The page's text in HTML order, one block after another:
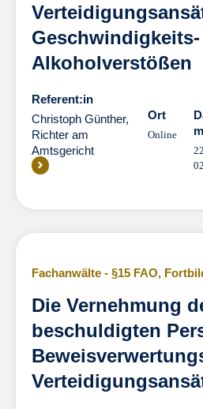
Alkoholverstößen
Referent:in
Christoph Günther,
Richter am
Amtsgericht
Ort
Online
m
Fachanwälte - §15 FAO,
Die Vernehmung
beschuldigten